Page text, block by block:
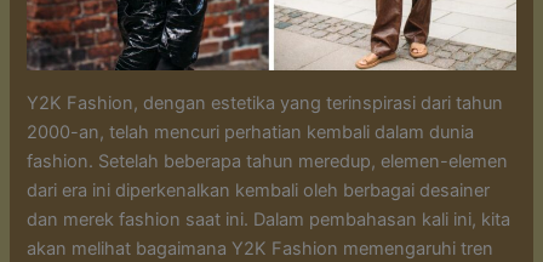
Y2K Fashion, dengan estetika yang terinspirasi dari tahun
2000-an, telah mencuri perhatian kembali dalam dunia
fashion. Setelah beberapa tahun meredup, elemen-elemen
dari era ini diperkenalkan kembali oleh berbagai desainer
dan merek fashion saat ini. Dalam pembahasan kali ini, kita
akan melihat bagaimana Y2K Fashion memengaruhi tren